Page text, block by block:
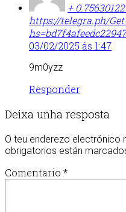
+
https://telegra.ph/
03/02/2025 ás 1:47
9m0yzz
Responder
Deixa unha resposta
O teu enderezo electrónico
obrigatorios están
Comentario *